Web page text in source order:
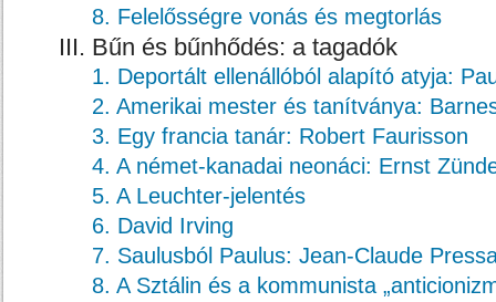
8. Felelősségre vonás és megtorlás
III. Bűn és bűnhődés: a tagadók
1. Deportált ellenállóból alapító atyja:
2. Amerikai mester és tanítványa:
3. Egy francia tanár: Robert Faurisson
4. A német-kanadai neonáci: Ernst
5. A Leuchter-jelentés
6. David Irving
7. Saulusból Paulus: Jean-Claude
8. A Sztálin és a kommunista